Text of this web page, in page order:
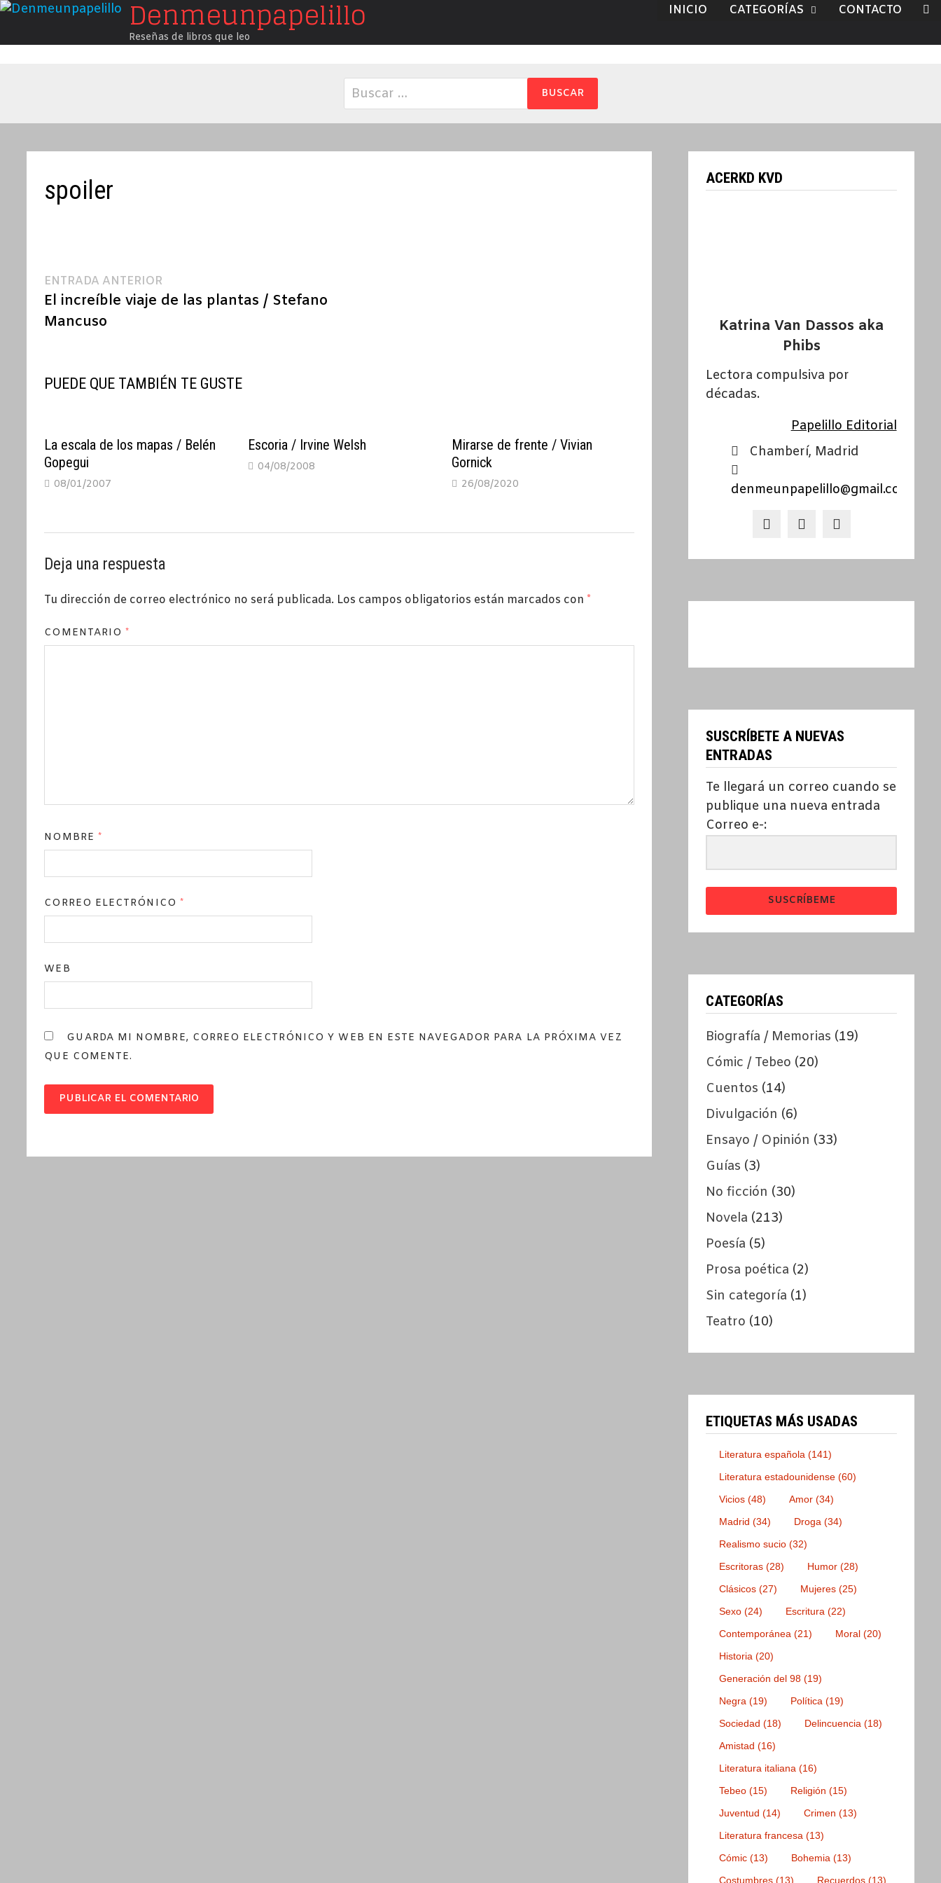
Saltar
contenido
Denmeunpapelillo
Reseñas de libros que leo
INICIO CATEGORÍAS CONTACTO
Buscar:
spoiler
Navegación
de
ENTRADA ANTERIOR
anterior:
El increíble viaje de las plantas / Stefano
Mancuso
PUEDE QUE TAMBIÉN TE GUSTE
La escala de los mapas / Belén
Gopegui
08/01/2007
Escoria / Irvine Welsh
04/08/2008
Mirarse de frente / Vivian
Gornick
26/08/2020
Deja una respuesta
Tu dirección de correo electrónico no será publicada. Los campos obligatorios están marcados con *
COMENTARIO*
NOMBRE *
CORREO ELECTRÓNICO *
WEB
GUARDA MI NOMBRE, CORREO ELECTRÓNICO Y WEB EN ESTE NAVEGADOR PARA LA PRÓXIMA VEZ
QUE COMENTE.
ACERKD KVD
Katrina Van Dassos aka
Phibs
Lectora compulsiva por
décadas.
Papelillo Editorial
Chamberí, Madrid
denmeunpapelillo@gmail.com
SUSCRÍBETE A NUEVAS
ENTRADAS
Te llegará un correo cuando se
publique una nueva entrada
Correo e-:
SUSCRÍBEME
CATEGORÍAS
Biografía / Memorias (19)
Cómic / Tebeo (20)
Cuentos (14)
Divulgación (6)
Ensayo / Opinión (33)
Guías (3)
No ficción (30)
Novela (213)
Poesía (5)
Prosa poética (2)
Sin categoría (1)
Teatro (10)
ETIQUETAS MÁS USADAS
Literatura española (141)
Literatura estadounidense (60)
Vicios (48) Amor (34)
Madrid (34) Droga (34)
Realismo sucio (32)
Escritoras (28) Humor (28)
Clásicos (27) Mujeres (25)
Sexo (24) Escritura (22)
Contemporánea (21) Moral (20)
Historia (20)
Generación del 98 (19)
Negra (19) Política (19)
Sociedad (18) Delincuencia (18)
Amistad (16)
Literatura italiana (16)
Tebeo (15) Religión (15)
Juventud (14) Crimen (13)
Literatura francesa (13)
Cómic (13) Bohemia (13)
Costumbres (13) Recuerdos (13)